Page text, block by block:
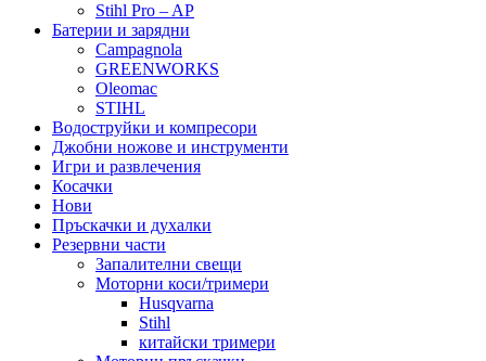
Stihl Pro – AP
Батерии и зарядни
Campagnola
GREENWORKS
Oleomac
STIHL
Водоструйки и компресори
Джобни ножове и инструменти
Игри и развлечения
Косачки
Нови
Пръскачки и духалки
Резервни части
Запалителни свещи
Моторни коси/тримери
Husqvarna
Stihl
китайски тримери